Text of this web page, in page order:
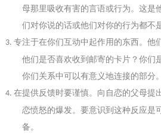
母那里吸收有害的言语或行为。这是
们对你说的话或他们对你的行为都不
3. 专注于在你们互动中起作用的东西。他
他们是否喜欢收到邮寄的卡片？你们
你们关系中可以有意义地连接的部分。
4. 在提供反馈时要谨慎。向自恋的父母提
恋愤怒的爆发。要意识到这种反应是
备。